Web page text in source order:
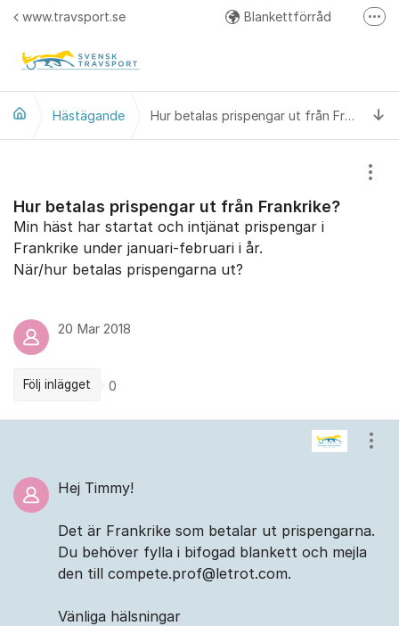
Hoppa till innehåll
www.travsport.se Blankettförråd
Hästägande Hur betalas prispengar ut från Frankrike?
Hur betalas prispengar ut från Frankrike?
Min häst har startat och intjänat prispengar i
Frankrike under januari-februari i år.
När/hur betalas prispengarna ut?
20 Mar 2018
Följ inlägget 0
Hej Timmy!
Det är Frankrike som betalar ut prispengarna.
Du behöver fylla i bifogad blankett och mejla
den till compete.prof@letrot.com.
Vänliga hälsningar